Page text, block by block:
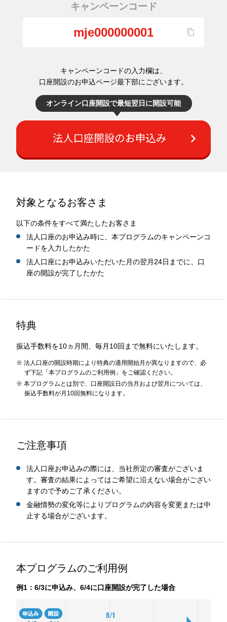
キャンペーンコード
mje000000001
キャンペーンコードの入力欄は、
口座開設のお申込ページ最下部にございます。
オンライン口座開設で最短翌日に開設可能
対象となるお客さま
以下の条件をすべて満たしたお客さま
法人口座のお申込み時に、本プログラムのキャンペーンコ
ードを入力したかた
法人口座にお申込みいただいた月の翌月24日までに、口
座の開設が完了したかた
特典
振込手数料を10ヵ月間、毎月10回まで無料にいたします。
※ 法人口座の開設時期により特典の適用開始月が異なりますので、必
ず下記「本プログラムのご利用例」をご確認ください。
※ 本プログラムとは別で、口座開設日の当月および翌月については、
振込手数料が月10回無料になります。
ご注意事項
法人口座お申込みの際には、当社所定の審査がございま
す。審査の結果によってはご希望に沿えない場合がござい
ますので予めご了承ください。
金融情勢の変化等によりプログラムの内容を変更または中
止する場合がございます。
本プログラムのご利用例
例1：6/3に申込み、6/4に口座開設が完了した場合